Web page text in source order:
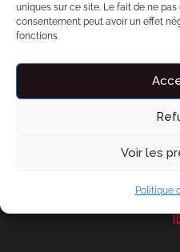
uniques sur ce site. Le fait de ne
consentement peut avoir un effet
fonctions.
Voir les
Politique
Avis (0)
Product Description
belle appartement en